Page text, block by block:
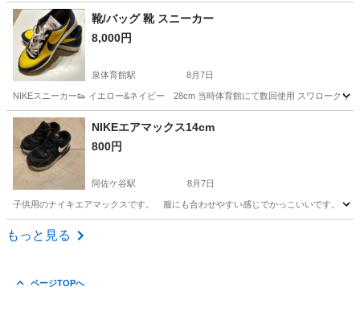
東京 立川市 泉体育館駅 adidas
靴/バッグ 靴 スニーカー
8,000円
泉体育館駅 8月7日
NIKEスニーカー👟 イエロー&ネイビー 28cm 当時体育館にて数回使用 スワロークリ
東京 立川市 靴
NIKEエアマックス14cm
800円
阿佐ケ谷駅 8月7日
子供用のナイキエアマックスです。 服にも合わせやすい感じでかっこいいです。
東京 杉並区
もっと見る
ページTOPへ